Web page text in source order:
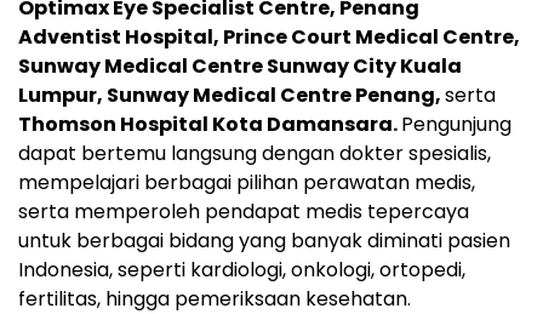
Optimax Eye Specialist Centre, Penang
Adventist Hospital, Prince Court Medical Centre,
Sunway Medical Centre Sunway City Kuala
Lumpur, Sunway Medical Centre Penang,serta
Thomson Hospital Kota Damansara.Pengunjung
dapat bertemu langsung dengan dokter spesialis,
mempelajari berbagai pilihan perawatan medis,
serta memperoleh pendapat medis tepercaya
untuk berbagai bidang yang banyak diminati pasien
Indonesia, seperti kardiologi, onkologi, ortopedi,
fertilitas, hingga pemeriksaan kesehatan.